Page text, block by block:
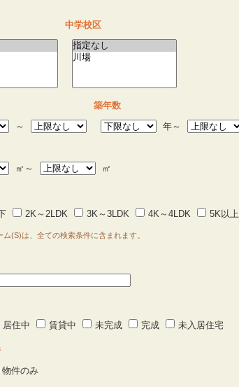
中学校区
築年数
～
年～
㎡～
㎡
2K～2LDK 3K～3LDK 4K～4LDK 5K以上
(S)は、全ての検索条件に含まれます。
居住中 賃貸中 未完成 完成 未入居住宅
件のみ